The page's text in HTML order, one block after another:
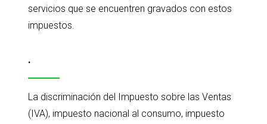
servicios que se encuentren gravados con estos
impuestos.
.
La discriminación del Impuesto sobre las Ventas
(IVA), impuesto nacional al consumo, impuesto